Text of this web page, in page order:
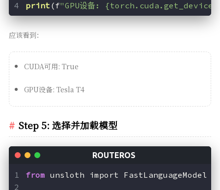
print (f"GPU设备:
应该看到：
CUDA可用: True
GPU设备: Tesla T4
Step 5: 选择并加载模型
from unsloth import FastLanguageModel